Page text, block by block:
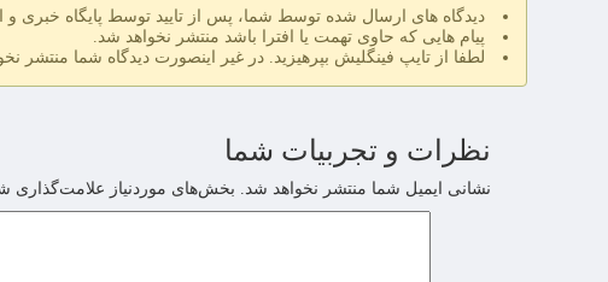
دیدگاه های ارسال شده توسط شما، پس از تایید توسط پایگاه خبری
پیام هایی که حاوی تهمت یا افترا باشد منتشر نخواهد شد.
لطفا از تایپ فینگلیش بپرهیزید. در غیر اینصورت دیدگاه شما منتشر
نظرات و تجربیات شما
نشانی ایمیل شما منتشر نخواهد شد. بخش‌های موردنیاز علامت‌گذاری